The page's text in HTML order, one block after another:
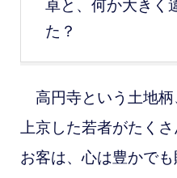
卓と、何か大きく
た？
高円寺という土地柄
上京した若者がたく
お客は、心は豊かでも